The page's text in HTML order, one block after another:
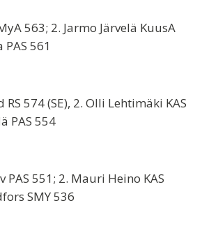
563; 2. Jarmo Järvelä KuusA
PAS 561
574 (SE), 2. Olli Lehtimäki KAS
PAS 554
PAS 551; 2. Mauri Heino KAS
SMY 536